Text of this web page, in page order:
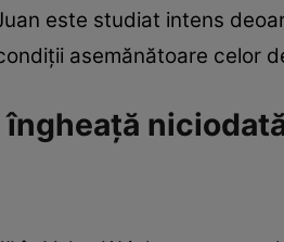
este studiat intens
asemănătoare celor
îngheață